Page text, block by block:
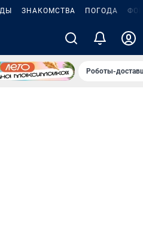
ЗНАКОМСТВА ПОГОДА
Роботы-